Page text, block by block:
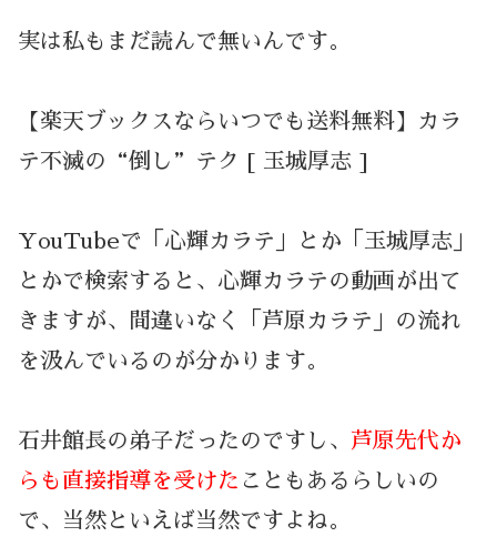
実は私もまだ読んで無いんです。
【楽天ブックスならいつでも送料無料】カラ
テ不滅の“倒し”テク [ 玉城厚志 ]
YouTubeで「心輝カラテ」とか「玉城厚志」
とかで検索すると、心輝カラテの動画が出て
きますが、間違いなく「芦原カラテ」の流れ
を汲んでいるのが分かります。
石井館長の弟子だったのですし、 芦原先代か
らも直接指導を受けた こともあるらしいの
で、当然といえば当然ですよね。